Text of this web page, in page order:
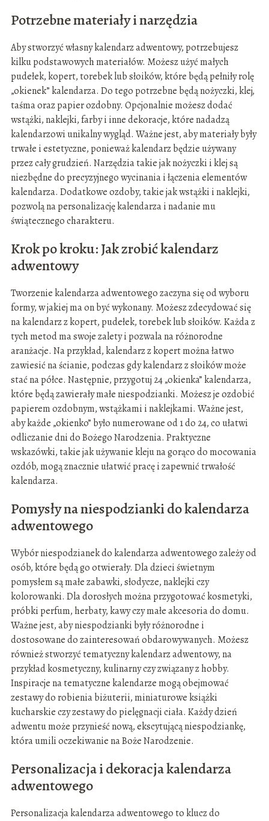
Potrzebne materiały i narzędzia
Aby stworzyć własny kalendarz adwentowy, potrzebujesz
kilku podstawowych materiałów. Możesz użyć małych
pudełek, kopert, torebek lub słoików, które będą pełniły rolę
„okienek” kalendarza. Do tego potrzebne będą nożyczki, klej,
taśma oraz papier ozdobny. Opcjonalnie możesz dodać
wstążki, naklejki, farby i inne dekoracje, które nadadzą
kalendarzowi unikalny wygląd. Ważne jest, aby materiały były
trwałe i estetyczne, ponieważ kalendarz będzie używany
przez cały grudzień. Narzędzia takie jak nożyczki i klej są
niezbędne do precyzyjnego wycinania i łączenia elementów
kalendarza. Dodatkowe ozdoby, takie jak wstążki i naklejki,
pozwolą na personalizację kalendarza i nadanie mu
świątecznego charakteru.
Krok po kroku: Jak zrobić kalendarz
adwentowy
Tworzenie kalendarza adwentowego zaczyna się od wyboru
formy, w jakiej ma on być wykonany. Możesz zdecydować się
na kalendarz z kopert, pudełek, torebek lub słoików. Każda z
tych metod ma swoje zalety i pozwala na różnorodne
aranżacje. Na przykład, kalendarz z kopert można łatwo
zawiesić na ścianie, podczas gdy kalendarz z słoików może
stać na półce. Następnie, przygotuj 24 „okienka” kalendarza,
które będą zawierały małe niespodzianki. Możesz je ozdobić
papierem ozdobnym, wstążkami i naklejkami. Ważne jest,
aby każde „okienko” było numerowane od 1 do 24, co ułatwi
odliczanie dni do Bożego Narodzenia. Praktyczne
wskazówki, takie jak używanie kleju na gorąco do mocowania
ozdób, mogą znacznie ułatwić pracę i zapewnić trwałość
kalendarza.
Pomysły na niespodzianki do kalendarza
adwentowego
Wybór niespodzianek do kalendarza adwentowego zależy od
osób, które będą go otwierały. Dla dzieci świetnym
pomysłem są małe zabawki, słodycze, naklejki czy
kolorowanki. Dla dorosłych można przygotować kosmetyki,
próbki perfum, herbaty, kawy czy małe akcesoria do domu.
Ważne jest, aby niespodzianki były różnorodne i
dostosowane do zainteresowań obdarowywanych. Możesz
również stworzyć tematyczny kalendarz adwentowy, na
przykład kosmetyczny, kulinarny czy związany z hobby.
Inspiracje na tematyczne kalendarze mogą obejmować
zestawy do robienia biżuterii, miniaturowe książki
kucharskie czy zestawy do pielęgnacji ciała. Każdy dzień
adwentu może przynieść nową, ekscytującą niespodziankę,
która umili oczekiwanie na Boże Narodzenie.
Personalizacja i dekoracja kalendarza
adwentowego
Personalizacja kalendarza adwentowego to klucz do